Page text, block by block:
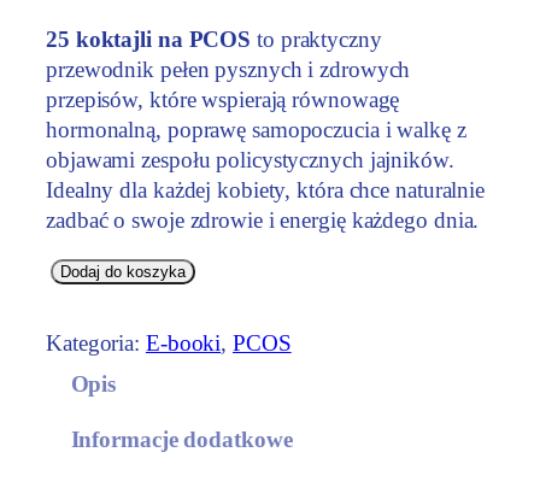
25 koktajli na PCOS to praktyczny
przewodnik pełen pysznych i zdrowych
przepisów, które wspierają równowagę
hormonalną, poprawę samopoczucia i walkę z
objawami zespołu policystycznych jajników.
Idealny dla każdej kobiety, która chce naturalnie
zadbać o swoje zdrowie i energię każdego dnia.
o
Dodaj do koszyka
Kategoria: E-booki, PCOS
Opis
Informacje dodatkowe